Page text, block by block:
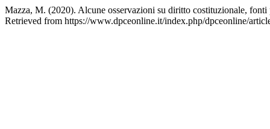
Mazza, M. (2020). Alcune osservazioni su diritto costituzionale,
Retrieved from https://www.dpceonline.it/index.php/dpceonline/